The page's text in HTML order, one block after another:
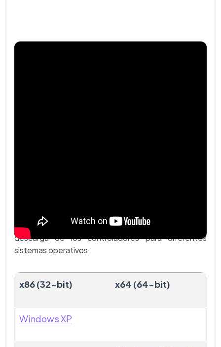
En la siguiente tabla encontrará los enlaces de
descarga de los controladores para diferentes
sistemas operativos:
x86 (32-bit) x64 (64-bit)
Windows XP